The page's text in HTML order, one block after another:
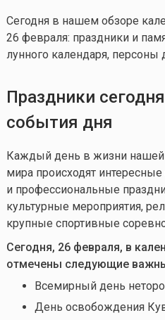
Сегодня в нашем обзоре
26 февраля: праздники и
лунного календаря, персоны
Праздники
события дня
Каждый день в жизни нашей
мира происходят
и профессиональные
культурные мероприятия,
крупные спортивные
Сегодня, 26 февраля, в
отмечены следующие
Всемирный день
День освобождения